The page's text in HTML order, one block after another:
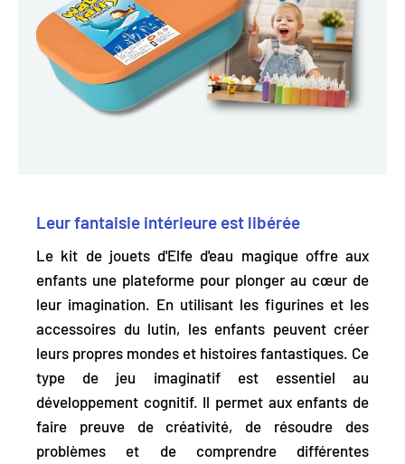
Leur fantaisie intérieure est libérée
Le kit de jouets d'Elfe d'eau magique offre aux
enfants une plateforme pour plonger au cœur de
leur imagination . En utilisant les figurines et les
accessoires du lutin, les enfants peuvent créer
leurs propres mondes et histoires fantastiques. Ce
type de jeu imaginatif est essentiel au
développement cognitif. Il permet aux enfants de
faire preuve de créativité, de résoudre des
problèmes et de comprendre différentes